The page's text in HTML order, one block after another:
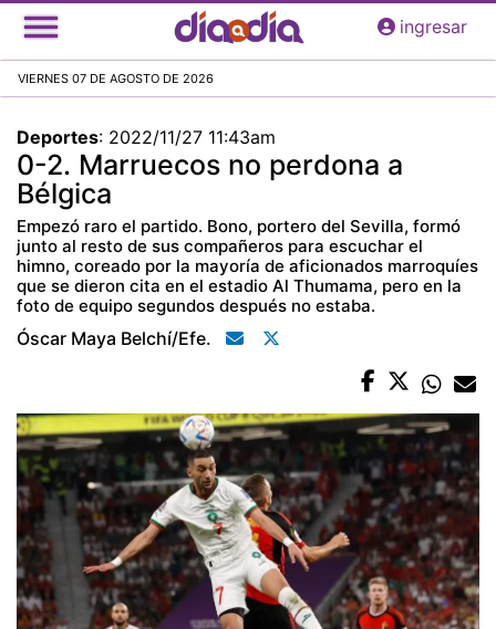
Pasar
al
principal
ingresar
VIERNES 07 DE AGOSTO DE 2026
Deportes: 2022/11/27 11:43am
0-2. Marruecos no perdona a
Bélgica
Empezó raro el partido. Bono, portero del Sevilla, formó
junto al resto de sus compañeros para escuchar el
himno, coreado por la mayoría de aficionados marroquíes
que se dieron cita en el estadio Al Thumama, pero en la
foto de equipo segundos después no estaba.
Óscar Maya Belchí/efe.